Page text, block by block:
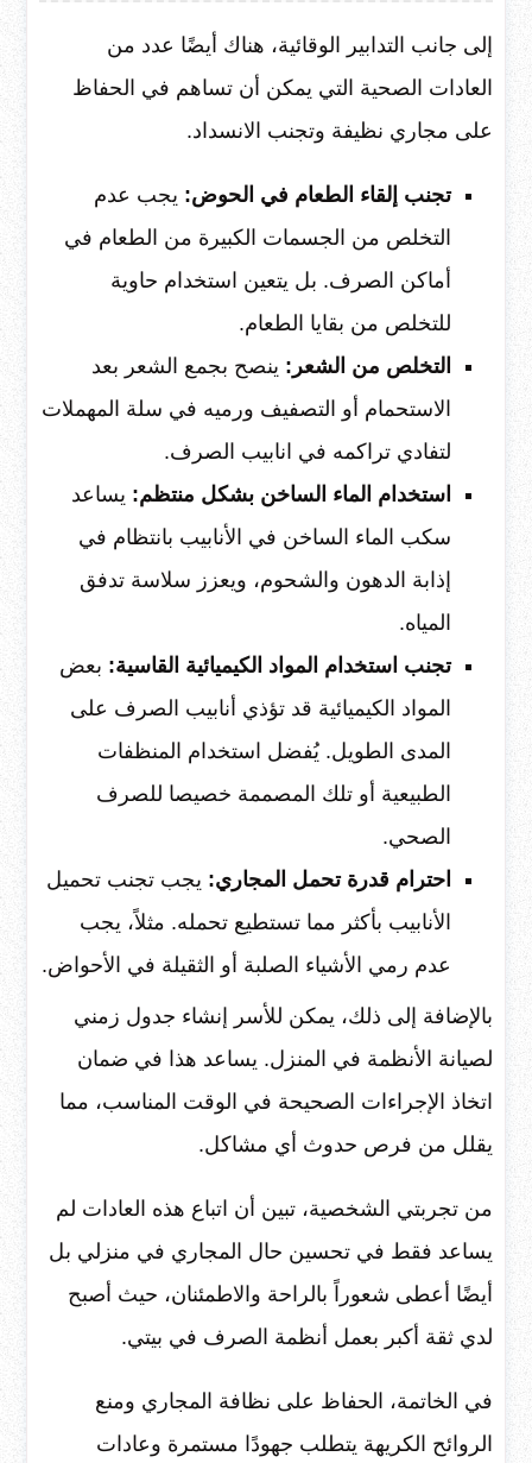
إلى جانب التدابير الوقائية، هناك أيضًا عدد من
العادات الصحية التي يمكن أن تساهم في الحفاظ
على مجاري نظيفة وتجنب الانسداد.
تجنب إلقاء الطعام في الحوض: يجب عدم
التخلص من الجسمات الكبيرة من الطعام في
أماكن الصرف. بل يتعين استخدام حاوية
للتخلص من بقايا الطعام.
التخلص من الشعر: ينصح بجمع الشعر بعد
الاستحمام أو التصفيف ورميه في سلة المهملات
لتفادي تراكمه في انابيب الصرف.
استخدام الماء الساخن بشكل منتظم: يساعد
سكب الماء الساخن في الأنابيب بانتظام في
إذابة الدهون والشحوم، ويعزز سلاسة تدفق
المياه.
تجنب استخدام المواد الكيميائية القاسية: بعض
المواد الكيميائية قد تؤذي أنابيب الصرف على
المدى الطويل. يُفضل استخدام المنظفات
الطبيعية أو تلك المصممة خصيصا للصرف
الصحي.
احترام قدرة تحمل المجاري: يجب تجنب تحميل
الأنابيب بأكثر مما تستطيع تحمله. مثلاً، يجب
عدم رمي الأشياء الصلبة أو الثقيلة في الأحواض.
بالإضافة إلى ذلك، يمكن للأسر إنشاء جدول زمني
لصيانة الأنظمة في المنزل. يساعد هذا في ضمان
اتخاذ الإجراءات الصحيحة في الوقت المناسب، مما
يقلل من فرص حدوث أي مشاكل.
من تجربتي الشخصية، تبين أن اتباع هذه العادات لم
يساعد فقط في تحسين حال المجاري في منزلي بل
أيضًا أعطى شعوراً بالراحة والاطمئنان، حيث أصبح
لدي ثقة أكبر بعمل أنظمة الصرف في بيتي.
في الخاتمة، الحفاظ على نظافة المجاري ومنع
الروائح الكريهة يتطلب جهودًا مستمرة وعادات